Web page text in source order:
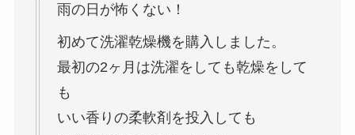
雨の日が怖くない！
初めて洗濯乾燥機を購入しました。
最初の2ヶ月は洗濯をしても乾燥をして
も
いい香りの柔軟剤を投入しても